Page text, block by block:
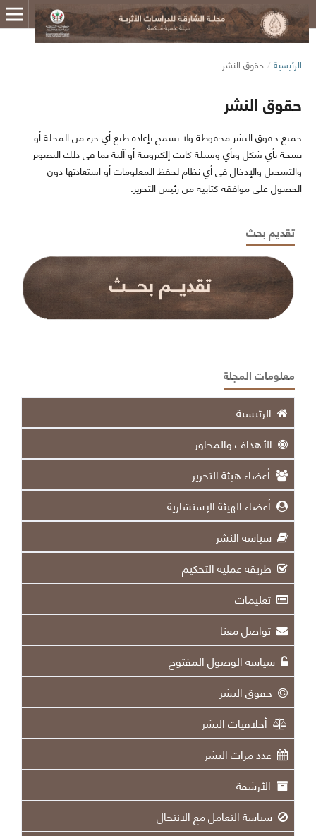
الرئيسية / حقوق النشر
حقوق النشر
جميع حقوق النشر محفوظة ولا يسمح بإعادة طبع أي جزء من المجلة أو
نسخة بأي شكل وبأي وسيلة كانت إلكترونية أو آلية بما في ذلك التصوير
والتسجيل والإدخال في أي نظام لحفظ المعلومات أو استعادتها دون
الحصول على موافقة كتابية من رئيس التحرير.
تقديم بحث
معلومات المجلة
الرئيسية
الأهداف والمحاور
أعضاء هيئة التحرير
أعضاء الهيئة الإستشارية
سياسة النشر
طريقة عملية التحكيم
تعليمات
تواصل معنا
سياسة الوصول المفتوح
حقوق النشر
أخلاقيات النشر
عدد مرات النشر
الأرشفة
سياسة التعامل مع الانتحال